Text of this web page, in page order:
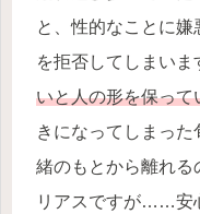
と、性的なことに
を拒否してしまいま
いと人の形を保って
きになってしまっ
緒のもとから離れる
リアスですが……安